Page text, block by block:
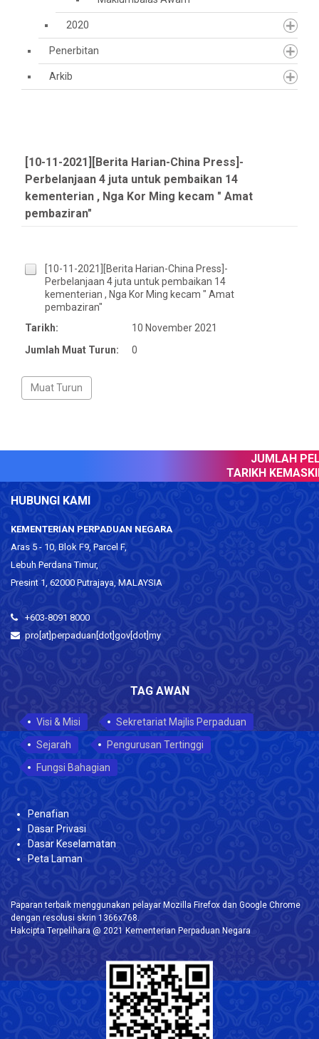
2020
Penerbitan
Arkib
[10-11-2021][Berita Harian-China Press]-
Perbelanjaan 4 juta untuk pembaikan 14
kementerian , Nga Kor Ming kecam " Amat
pembaziran"
[10-11-2021][Berita Harian-China Press]-
Perbelanjaan 4 juta untuk pembaikan 14
kementerian , Nga Kor Ming kecam " Amat
pembaziran"
Tarikh:
10 November 2021
Jumlah Muat Turun:
0
JUMLAH
TARIKH
HUBUNGI KAMI
KEMENTERIAN PERPADUAN NEGARA
Aras 5 - 10, Blok F9, Parcel F,
Lebuh Perdana Timur,
Presint 1, 62000 Putrajaya, MALAYSIA
+603-8091 8000
pro[at]perpaduan[dot]gov[dot]my
TAG AWAN
Visi & Misi
Sekretariat Majlis Perpaduan
Sejarah
Pengurusan Tertinggi
Fungsi Bahagian
Penafian
Dasar Privasi
Dasar Keselamatan
Peta Laman
Paparan terbaik menggunakan pelayar Mozilla Firefox dan Google Chrome
dengan resolusi skrin 1366x768.
Hakcipta Terpelihara @ 2021 Kementerian Perpaduan Negara